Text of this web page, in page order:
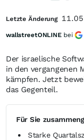
Der israelische
in den vergangenen
kämpfen. Jetzt
das Gegenteil.
Für Sie
Starke
Letzte Änderung
wallstreetONLINE bei